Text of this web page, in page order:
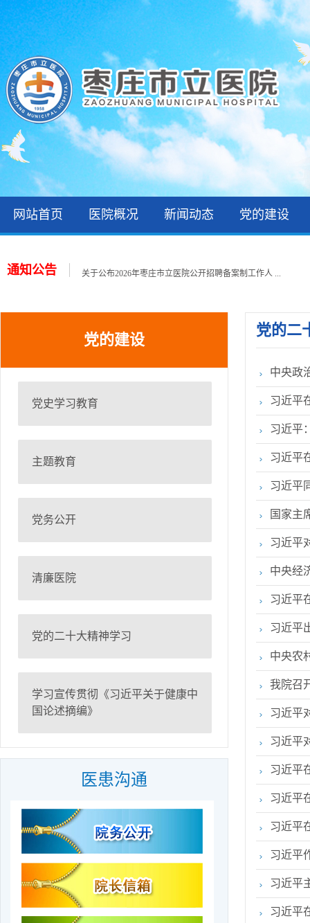
网站首页 医院概况 新闻动态 党的建设
通知公告
2026年住院医师规范化培训录取公示和报到通知
关于公布2026年枣庄市立医院公开招聘备案制工作人 ...
关于公布2026年枣庄市立医院第一批急需紧缺人才招 ...
2026年枣庄市立医院住院医师规范化培训学员招收简 ...
关于公布2026年枣庄市立医院第一批急需紧缺人才招 ...
关于公布2026年枣庄市立医院第一批急需紧缺人才招 ...
党的建设
党史学习教育
主题教育
党务公开
清廉医院
党的二十大精神学习
学习宣传贯彻《习近平关于健康中
国论述摘编》
医患沟通
党的二
中央政
习近平
习近平
习近平
习近平
国家主
习近平
中央经
习近平
习近平
中央农
我院召
习近平
习近平
习近平
习近平
习近平
习近平
习近平
习近平